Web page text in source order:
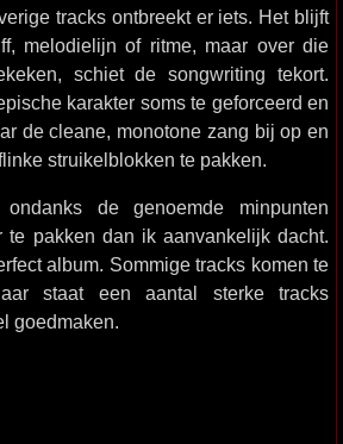
tracks ontbreekt er iets. Het blijft
melodielijn of ritme, maar over die
schiet de songwriting tekort.
karakter soms te geforceerd en
de cleane, monotone zang bij op en
struikelblokken te pakken.
de genoemde minpunten
te pakken dan ik aanvankelijk dacht.
album. Sommige tracks komen te
staat een aantal sterke tracks
goedmaken.